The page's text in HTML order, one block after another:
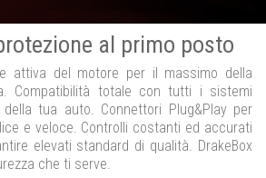
al primo posto
attiva del motore per il massimo della
Compatibilità totale con tutti i sistemi
tua auto. Connettori Plug&Play per
e veloce. Controlli costanti ed accurati
elevati standard di qualità. DrakeBox
che ti serve.